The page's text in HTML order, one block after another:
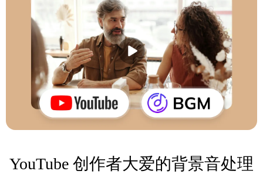
YouTube 创作者大爱的背景音处理